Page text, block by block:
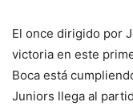
El once dirigido por
victoria en este
Boca está
Juniors llega al